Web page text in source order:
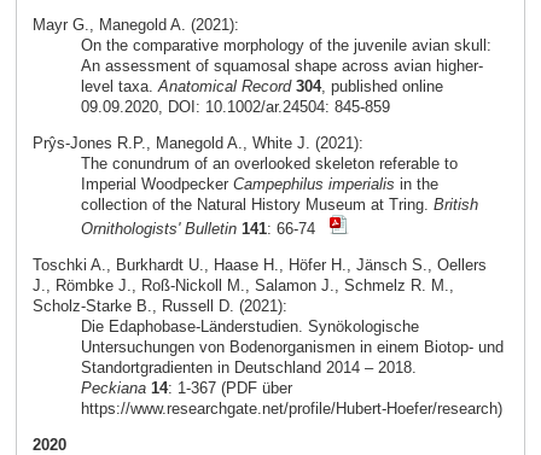
Mayr G., Manegold A. (2021):
On the comparative morphology of the juvenile avian skull:
An assessment of squamosal shape across avian higher-
level taxa.Anatomical Record 304, published online
09.09.2020, DOI: 10.1002/ar.24504: 845-859
Prŷs-Jones R.P., Manegold A., White J. (2021):
The conundrum of an overlooked skeleton referable to
Imperial Woodpecker Campephilus imperialis in the
collection of the Natural History Museum at Tring. British
Ornithologists' Bulletin 141: 66-74
Toschki A., Burkhardt U., Haase H., Höfer H., Jänsch S., Oellers
J., Römbke J., Roß-Nickoll M., Salamon J., Schmelz R. M.,
Scholz-Starke B., Russell D. (2021):
Die Edaphobase-Länderstudien. Synökologische
Untersuchungen von Bodenorganismen in einem Biotop- und
Standortgradienten in Deutschland 2014 – 2018.
Peckiana 14: 1-367 (PDF über
https://www.researchgate.net/profile/Hubert-Hoefer/research)
2020